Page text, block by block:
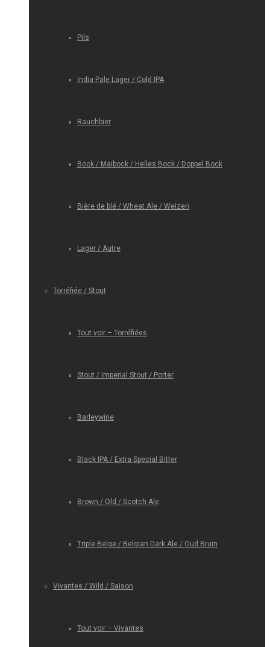
Pils
India Pale Lager / Cold IPA
Rauchbier
Bock / Maibock / Helles Bock / Doppel Bock
Bière de blé / Wheat Ale / Weizen
Lager / Autre
Torréfiée / Stout
Tout voir – Torréfiées
Stout / Imperial Stout / Porter
Barleywine
Black IPA / Extra Special Bitter
Brown / Old / Scotch Ale
Triple Belge / Belgian Dark Ale / Oud Bruin
Vivantes / Wild / Saison
Tout voir – Vivantes